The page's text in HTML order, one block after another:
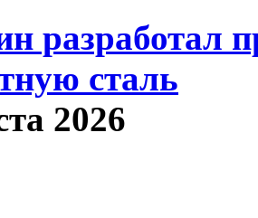
разработал
сталь
2026